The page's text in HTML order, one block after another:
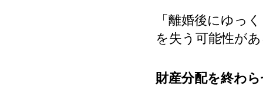
「離婚後にゆっ
を失う可能性が
財産分配を終わ